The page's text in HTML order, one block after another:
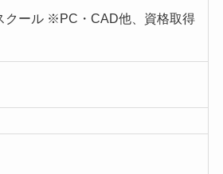
クール ※PC・CAD他、資格取得